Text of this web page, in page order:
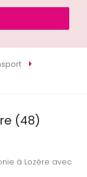
(48)
à Lozère avec